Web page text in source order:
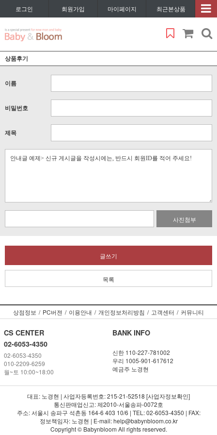
로그인 회원가입 마이페이지 최근본상품
상품후기
이름
비밀번호
제목
사진첨부
글쓰기
목록
상점정보 / PC버젼 / 이용안내 / 개인정보처리방침 / 고객센터 / 커뮤니티
CS CENTER
02-6053-4350
02-6053-4350
010-2209-6259
월~토 10:00~18:00
BANK INFO
신한 110-227-781002
우리 1005-901-617612
예금주 노경현
대표: 노경현 | 사업자등록번호: 215-21-52518 [사업자정보확인]
통신판매업신고: 제2010-서울송파-0072호
주소: 서울시 송파구 석촌동 164-6 403 10/6 | TEL: 02-6053-4350 | FAX:
정보책임자: 노경현 | E-mail: help@babynbloom.co.kr
Copyright © Babynbloom All rights reserved.